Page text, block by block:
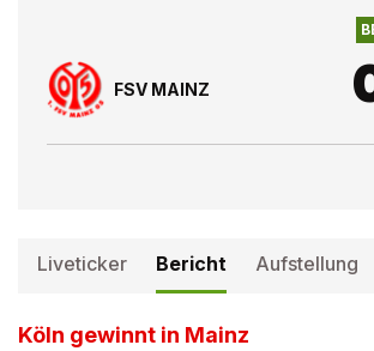
FSV MAINZ
Liveticker Bericht Aufstellung
Köln gewinnt in Mainz